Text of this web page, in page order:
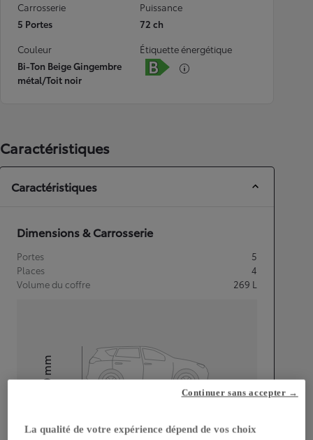
Carrosserie
5 Portes
Puissance
72 ch
Couleur
Bi-Ton Beige Gingembre
métal/Toit noir
Étiquette énergétique
Caractéristiques
Caractéristiques
Dimensions & Carrosserie
Portes
5
Places
4
Volume du coffre
269 L
3 700mm
mm
La qualité de votre expérience dépend de vos choix
Continuer sans accepter →